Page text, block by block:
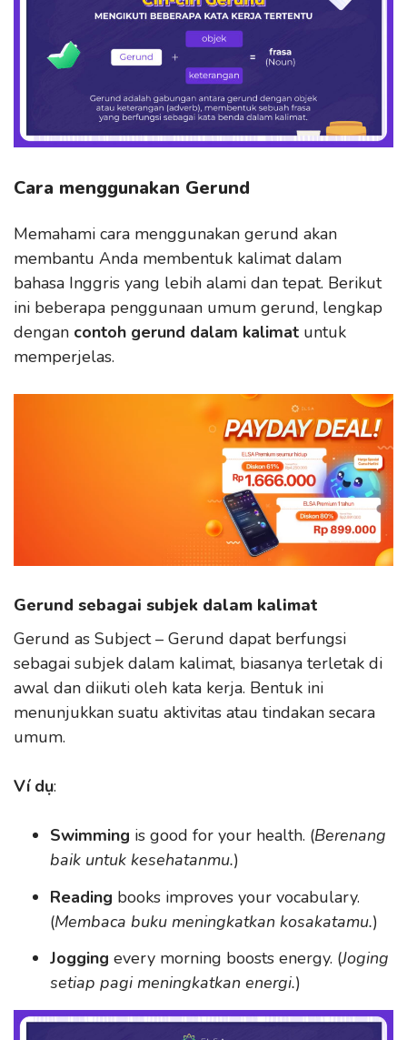
Cara menggunakan Gerund
Memahami cara menggunakan gerund akan
membantu Anda membentuk kalimat dalam
bahasa Inggris yang lebih alami dan tepat. Berikut
ini beberapa penggunaan umum gerund, lengkap
dengan contoh gerund dalam kalimat untuk
memperjelas.
Gerund sebagai subjek dalam kalimat
Gerund as Subject – Gerund dapat berfungsi
sebagai subjek dalam kalimat, biasanya terletak di
awal dan diikuti oleh kata kerja. Bentuk ini
menunjukkan suatu aktivitas atau tindakan secara
umum.
Ví dụ:
Swimming is good for your health. (Berenang
baik untuk kesehatanmu.)
Reading books improves your vocabulary.
(Membaca buku meningkatkan kosakatamu.)
Jogging every morning boosts energy. (Joging
setiap pagi meningkatkan energi.)